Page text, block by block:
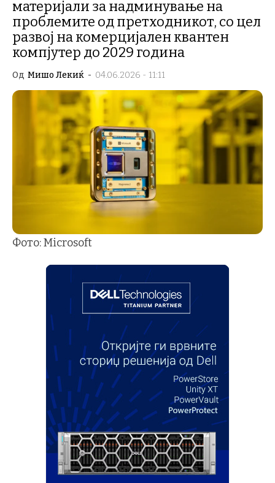
материјали за надминување на
проблемите од претходникот, со цел
развој на комерцијален квантен
компјутер до 2029 година
Од Мишо Лекиќ - 04.06.2026 - 11:11
Фото: Microsoft